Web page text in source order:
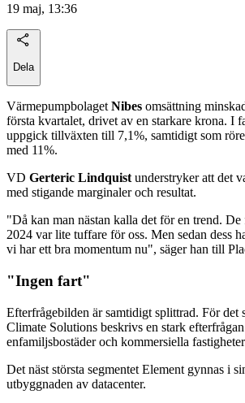
19 maj, 13:36
Dela
VärmepumpbolagetNibes omsättning
första kvartalet, drivet av en starkare krona. I
uppgick tillväxten till 7,1%, samtidigt som
med 11%.
VD Gerteric Lindquistunderstryker att det
med stigande marginaler och resultat.
"Då kan man nästan kalla det för en trend. De
2024 var lite tuffare för oss. Men sedan dess
vi har ett bra momentum nu", säger han till
"Ingen fart"
Efterfrågebilden är samtidigt splittrad. För det
Climate Solutions beskrivs en stark
enfamiljsbostäder och kommersiella
Det näst största segmentet Element gynnas i
utbyggnaden av datacenter.